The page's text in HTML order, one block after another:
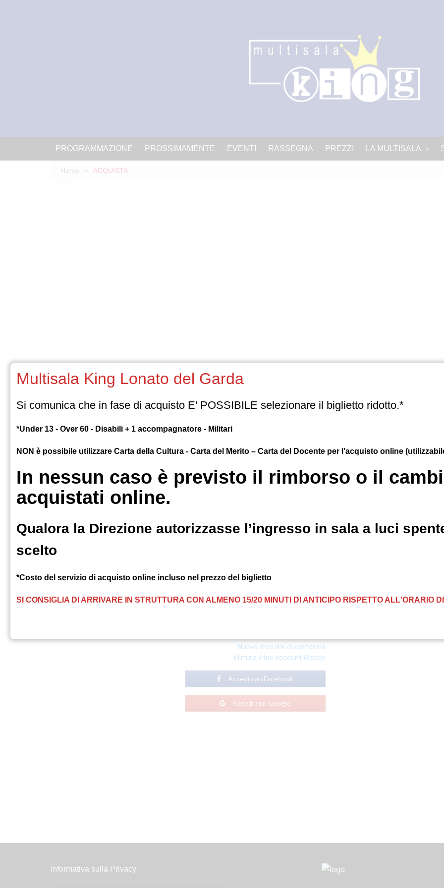
PROGRAMMAZIONE PROSSIMAMENTE EVENTI RASSEGNA PREZZI LA MULTISALA
Home ACQUISTA
In nessun caso è previsto il
biglietti già acquistati
Informativa sulla Privacy
Multisala King Lonato del Garda
Si comunica che in fase di acquisto E' POSSIBILE selezionare il biglietto ridotto.*
*Under 13 - Over 60 - Disabili + 1 accompagnatore - Militari
NON è possibile utilizzare Carta della Cultura - Carta del Merito – Carta del Docente per l’acquisto online
In nessun caso è previsto il rimborso o il
acquistati online.
Qualora la Direzione autorizzasse l’ingresso in sala a luci
scelto
*Costo del servizio di acquisto online incluso nel prezzo del biglietto
SI CONSIGLIA DI ARRIVARE IN STRUTTURA CON ALMENO 15/20 MINUTI DI ANTICIPO RISPETTO ALL'ORARIO